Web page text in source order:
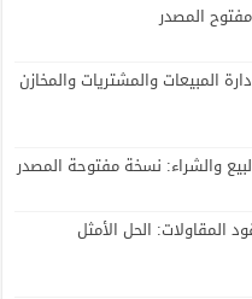
المصدر
المبيعات والمشتريات والمخازن
المقاولات: الحل الأمثل